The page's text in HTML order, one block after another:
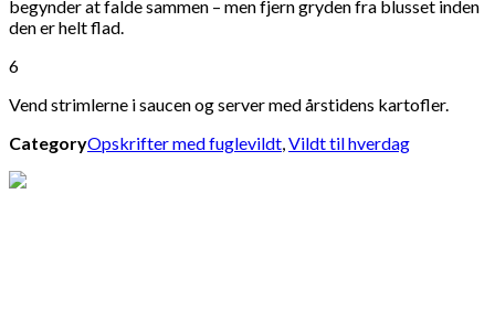
begynder at falde sammen – men fjern gryden fra blusset inden
den er helt flad.
6
Vend strimlerne i saucen og server med årstidens kartofler.
CategoryOpskrifter med fuglevildt,Vildt til hverdag